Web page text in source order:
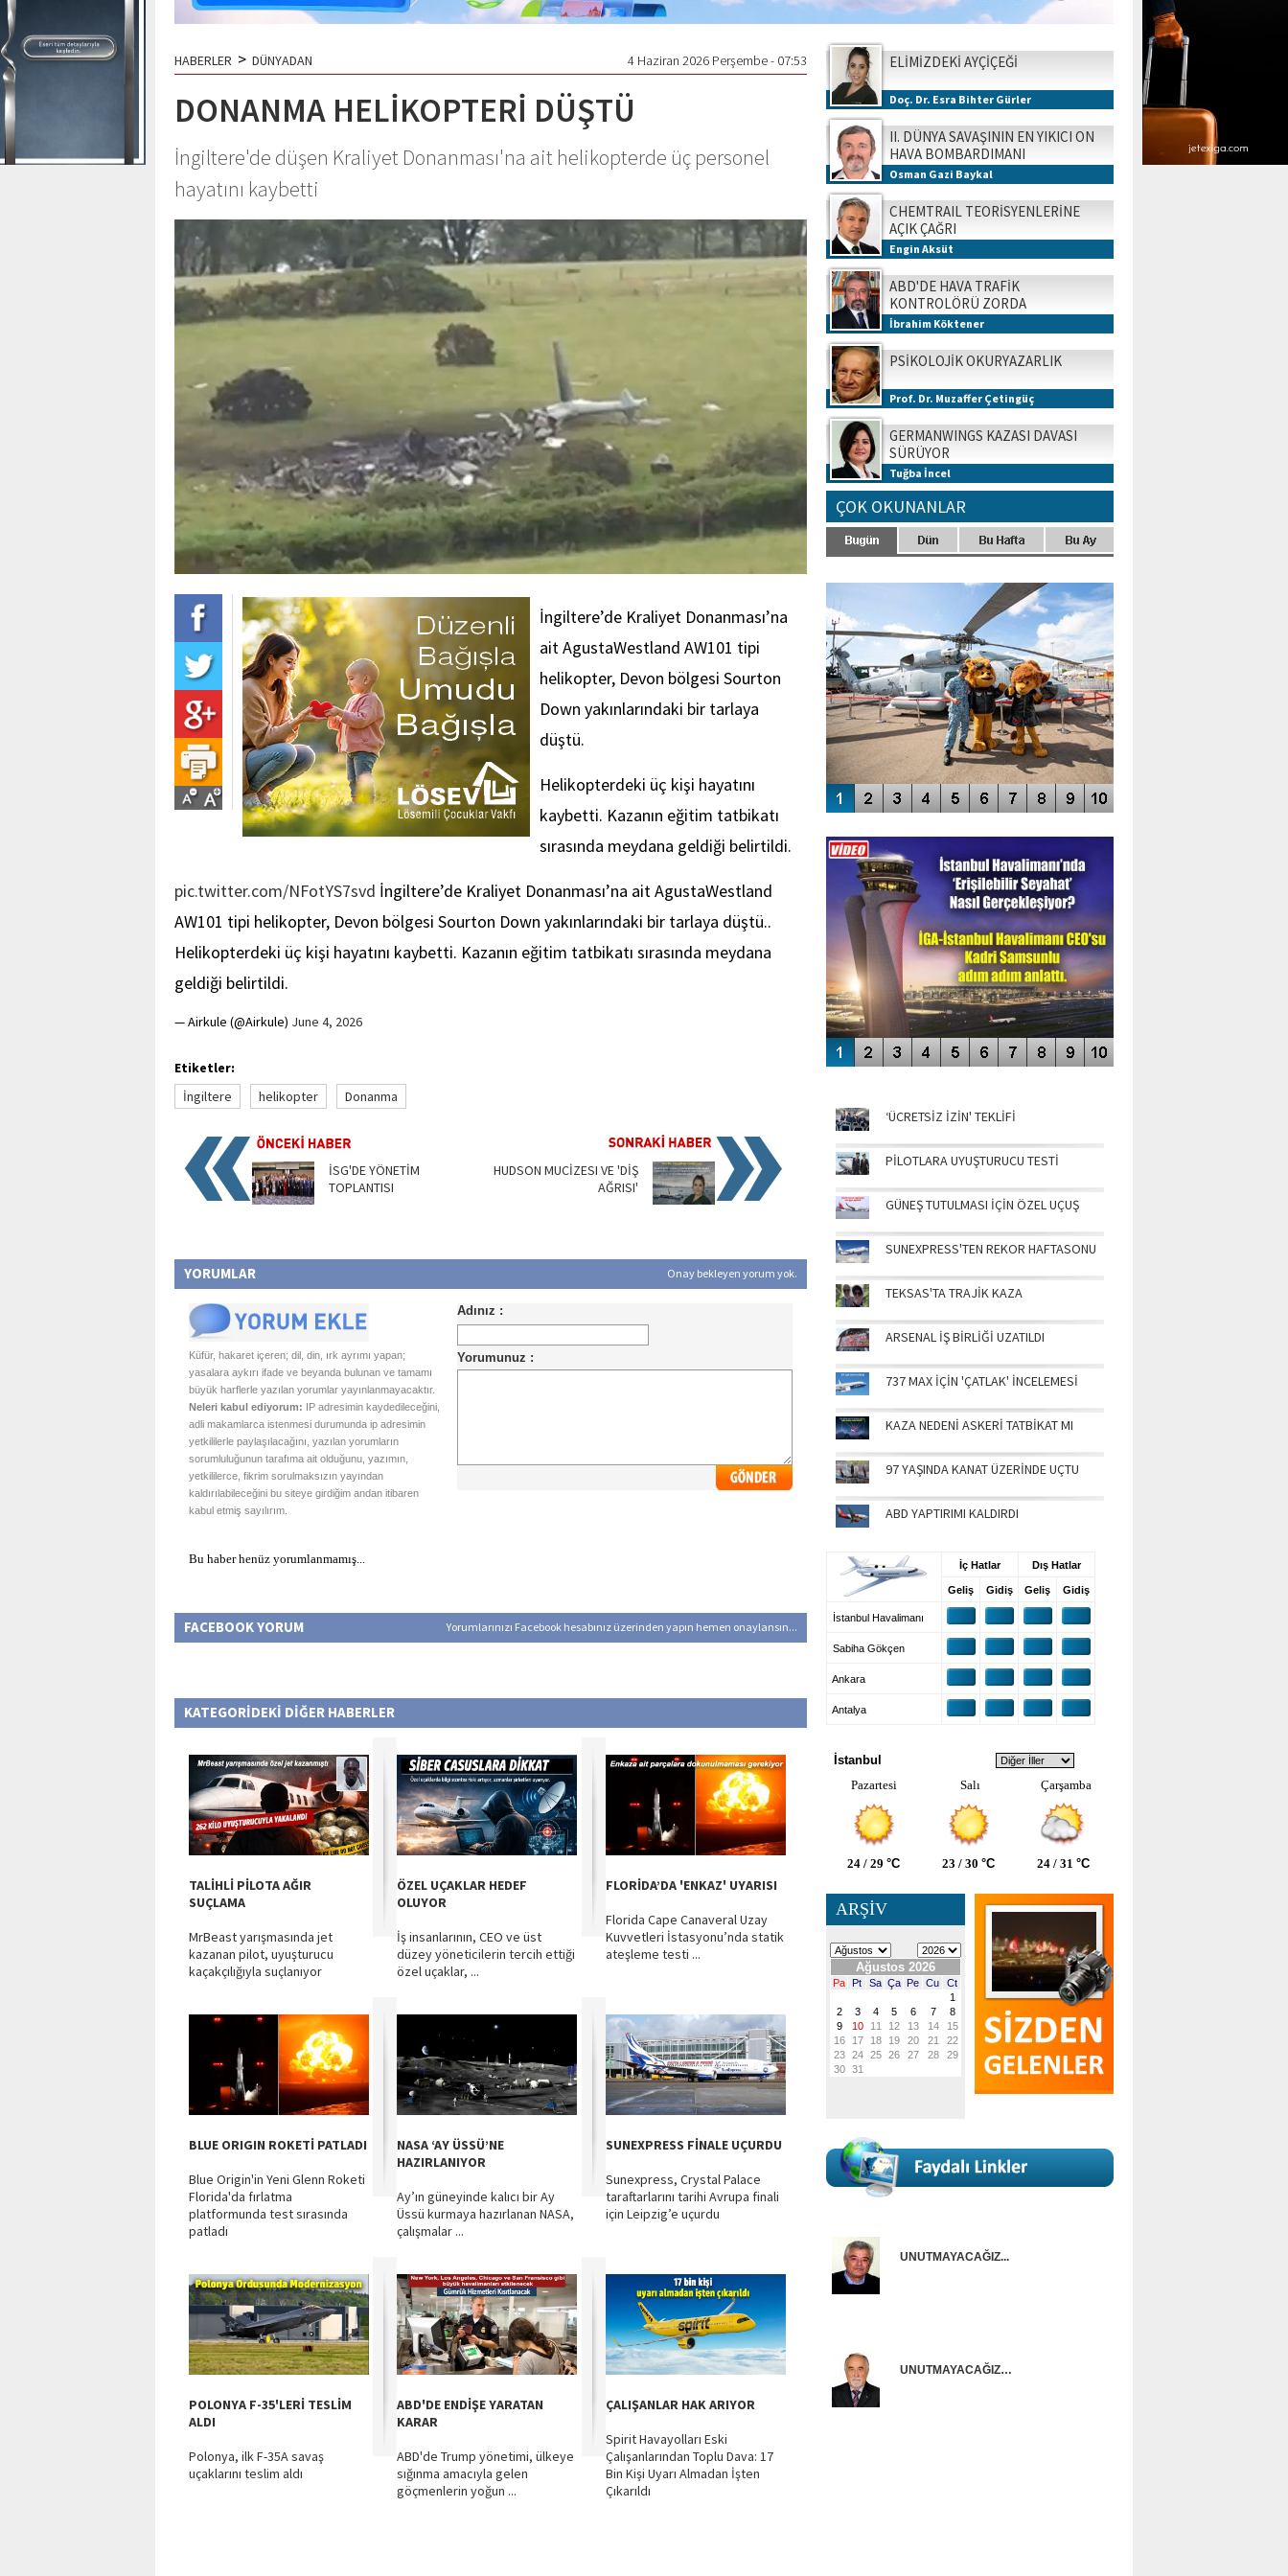
HABERLER > DÜNYADAN 4 Haziran 2026 Perşembe - 07:53
DONANMA HELİKOPTERİ DÜŞTÜ
İngiltere'de düşen Kraliyet Donanması'na ait helikopterde üç personel
hayatını kaybetti
İngiltere’de Kraliyet Donanması’na
ait AgustaWestland AW101 tipi
helikopter, Devon bölgesi Sourton
Down yakınlarındaki bir tarlaya
düştü.
Helikopterdeki üç kişi hayatını
kaybetti. Kazanın eğitim tatbikatı
sırasında meydana geldiği belirtildi.
pic.twitter.com/NFotYS7svd İngiltere’de Kraliyet Donanması’na ait AgustaWestland
AW101 tipi helikopter, Devon bölgesi Sourton Down yakınlarındaki bir tarlaya düştü..
Helikopterdeki üç kişi hayatını kaybetti. Kazanın eğitim tatbikatı sırasında meydana
geldiği belirtildi.
— Airkule (@Airkule) June 4, 2026
Etiketler:
İngiltere
helikopter Donanma
İSG'DE YÖNETİM
TOPLANTISI
HUDSON MUCİZESI VE 'DİŞ
AĞRISI'
YORUMLAR Onay bekleyen yorum yok.
Küfür, hakaret içeren; dil, din, ırk ayrımı yapan;
yasalara aykırı ifade ve beyanda bulunan ve tamamı
büyük harflerle yazılan yorumlar yayınlanmayacaktır.
Neleri kabul ediyorum: IP adresimin kaydedileceğini,
adli makamlarca istenmesi durumunda ip adresimin
yetkililerle paylaşılacağını, yazılan yorumların
sorumluluğunun tarafıma ait olduğunu, yazımın,
yetkililerce, fikrim sorulmaksızın yayından
kaldırılabileceğini bu siteye girdiğim andan itibaren
kabul etmiş sayılırım.
Bu haber henüz yorumlanmamış...
FACEBOOK YORUM Yorumlarınızı Facebook hesabınız üzerinden yapın hemen onaylansın...
KATEGORİDEKİ DİĞER HABERLER
TALİHLİ PİLOTA AĞIR
SUÇLAMA
MrBeast yarışmasında jet
kazanan pilot, uyuşturucu
kaçakçılığıyla suçlanıyor
ÖZEL UÇAKLAR HEDEF
OLUYOR
İş insanlarının, CEO ve üst
düzey yöneticilerin tercih ettiği
özel uçaklar, ...
FLORİDA’DA 'ENKAZ' UYARISI
Florida Cape Canaveral Uzay
Kuvvetleri İstasyonu’nda statik
ateşleme testi ...
BLUE ORIGIN ROKETİ PATLADI
Blue Origin'in Yeni Glenn Roketi
Florida'da fırlatma
platformunda test sırasında
patladı
NASA ‘AY ÜSSÜ’NE
HAZIRLANIYOR
Ay’ın güneyinde kalıcı bir Ay
Üssü kurmaya hazırlanan NASA,
çalışmalar ...
SUNEXPRESS FİNALE UÇURDU
Sunexpress, Crystal Palace
taraftarlarını tarihi Avrupa finali
için Leipzig’e uçurdu
POLONYA F-35'LERİ TESLİM
ALDI
Polonya, ilk F-35A savaş
uçaklarını teslim aldı
ABD'DE ENDİŞE YARATAN
KARAR
ABD'de Trump yönetimi, ülkeye
sığınma amacıyla gelen
göçmenlerin yoğun ...
ÇALIŞANLAR HAK ARIYOR
Spirit Havayolları Eski
Çalışanlarından Toplu Dava: 17
Bin Kişi Uyarı Almadan İşten
Çıkarıldı
ELİMİZDEKİ AYÇİÇEĞİ
Doç. Dr. Esra Bihter Gürler
II. DÜNYA SAVAŞININ EN YIKICI ON
HAVA BOMBARDIMANI
Osman Gazi Baykal
CHEMTRAIL TEORİSYENLERİNE
AÇIK ÇAĞRI
Engin Aksüt
ABD'DE HAVA TRAFİK
KONTROLÖRÜ ZORDA
İbrahim Köktener
PSİKOLOJİK OKURYAZARLIK
Prof. Dr. Muzaffer Çetingüç
GERMANWINGS KAZASI DAVASI
SÜRÜYOR
Tuğba İncel
ÇOK OKUNANLAR
SİNGAPUR AIRSHOW-2020
ENGELLERİN AŞILDIĞI HAVALİMANI
‘ÜCRETSİZ İZİN' TEKLİFİ
PİLOTLARA UYUŞTURUCU TESTİ
GÜNEŞ TUTULMASI İÇİN ÖZEL UÇUŞ
SUNEXPRESS'TEN REKOR HAFTASONU
TEKSAS'TA TRAJİK KAZA
ARSENAL İŞ BİRLİĞİ UZATILDI
737 MAX İÇİN 'ÇATLAK' İNCELEMESİ
KAZA NEDENİ ASKERİ TATBİKAT MI
97 YAŞINDA KANAT ÜZERİNDE UÇTU
ABD YAPTIRIMI KALDIRDI
İç Hatlar Dış Hatlar
Geliş Gidiş Geliş Gidiş
İstanbul Havalimanı
Sabiha Gökçen
Ankara
Antalya
İstanbul
Pazartesi
Salı Çarşamba
24 / 29 °C 23 / 30 °C 24 / 31 °C
ARŞİV
UNUTMAYACAĞIZ...
UNUTMAYACAĞIZ…